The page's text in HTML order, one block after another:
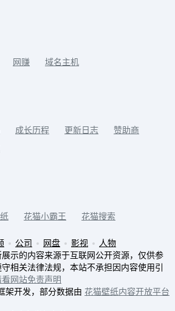
网赚 域名主机
成长历程 更新日志
赞助商
花猫小霸王 花猫搜索
公司 网盘 影视
人物
示的内容来源于互联网公开资源，仅供参
相关法律法规，本站不承担因内容使用引
网站免责声明
架开发，部分数据由 花猫壁纸内容开放平台